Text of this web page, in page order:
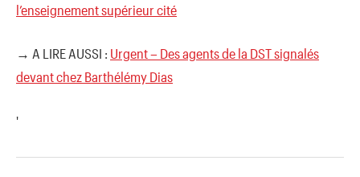
l’enseignement supérieur cité
→ A LIRE AUSSI : Urgent – Des agents de la DST signalés
devant chez Barthélémy Dias
'